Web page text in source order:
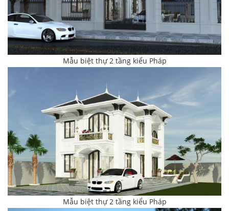
Mẫu biệt thự 2 tầng kiểu Pháp
Mẫu biệt thự 2 tầng kiểu Pháp